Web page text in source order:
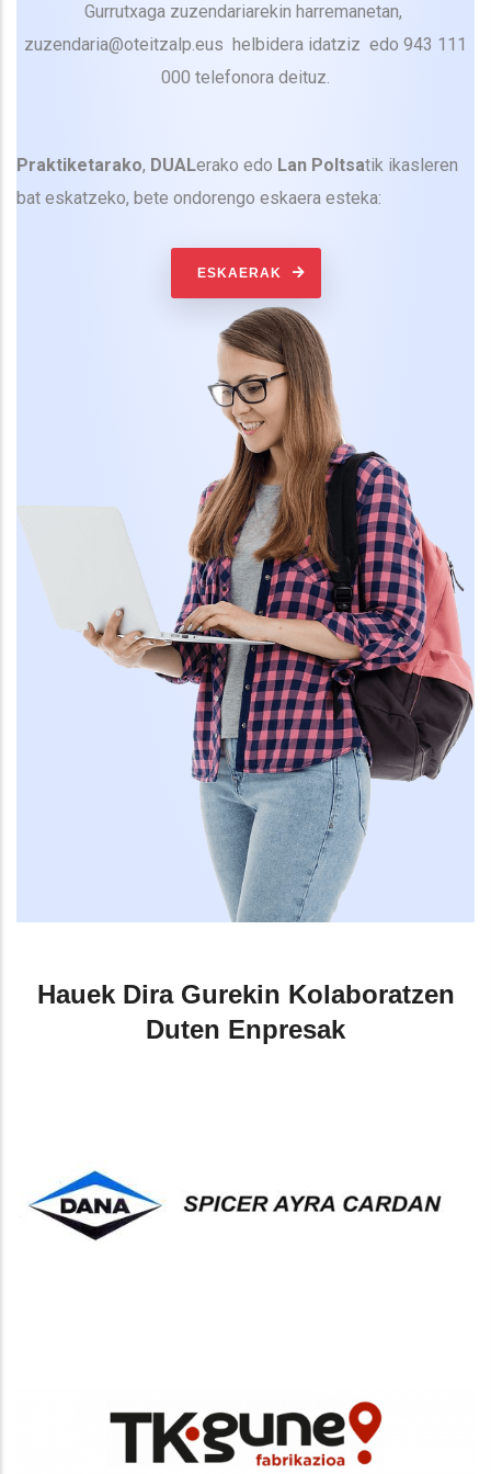
Gurrutxaga zuzendariarekin harremanetan,
zuzendaria@oteitzalp.eus helbidera idatziz edo 943 111
000 telefonora deituz.
Praktiketarako, DUALerako edo Lan Poltsatik ikasleren
bat eskatzeko, bete ondorengo eskaera esteka:
ESKAERAK
Hauek Dira Gurekin Kolaboratzen
Duten Enpresak